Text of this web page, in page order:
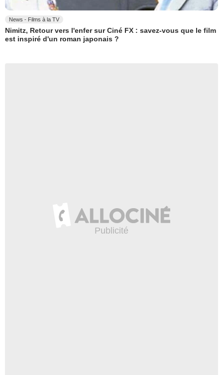
News - Films à la TV
Nimitz, Retour vers l'enfer sur Ciné FX : savez-vous que le film
est inspiré d'un roman japonais ?